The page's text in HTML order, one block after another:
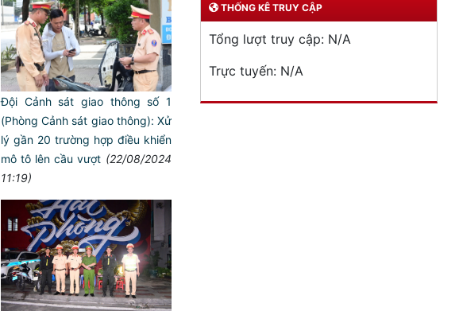
Đội Cảnh sát giao thông số 1
(Phòng Cảnh sát giao thông): Xử
lý gần 20 trường hợp điều khiển
mô tô lên cầu vượt (22/08/2024
11:19)
THỐNG KÊ TRUY CẬP
Tổng lượt truy cập: N/A
Trực tuyến: N/A